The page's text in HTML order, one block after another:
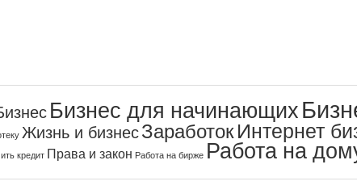
Бизнес для начинающих
Жизнь и бизнесЗаработокИнтернет
кредит Права и закон Работа на бирже Работа на